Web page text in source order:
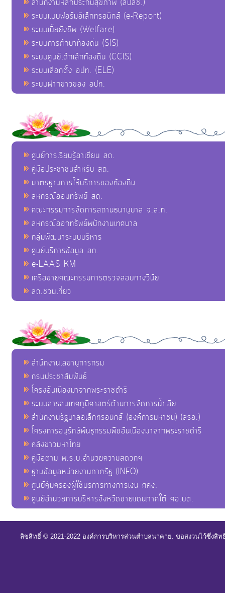
สำนักงานหลักประกันสุขภาพ (สปสช.)
ระบบแบบฟอร์มอิเล็กทรอนิกส์ (e-Report)
ระบบเบี้ยยังชีพ (Welfare)
ระบบการศึกษาท้องถิ่น (SIS)
ระบบศูนย์เด็กเล็กท้องถิ่น (CCIS)
ระบบเลือกตั้ง อปท. (ELE)
ระบบฝากข่าวของ อปท.
ศูนย์การเรียนรู้อาเซียน สถ.
คู่มือประชาชนสำหรับ สถ.
มาตรฐานการให้บริการของท้องถิ่น
สหกรณ์ออมทรัพย์ สถ.
คณะกรรมการจัดการสถานธนานุบาล จ.ส.ท.
สหกรณ์ออกทรัพย์พนักงานเทศบาล
กลุ่มพัฒนาระบบบริหาร
ศูนย์บริการข้อมูล สถ.
e-LAAS KM
เครือข่ายคณะกรรมการตรวจสอบทางวินัย
สถ.ชวนเที่ยว
สำนักงานเลขานุการกรม
กรมประชาสัมพันธ์
โครงอันเนื่องมาจากพระราชดำริ
ระบบสารสนเทศภูมิศาสตร์ด้านการจัดการน้ำเสีย
สำนักงานรัฐบาลอิเล็กทรอนิกส์ (องค์การมหาชน) (สรอ.)
โครงการอนุรักษ์พันธุกรรมพืชอันเนื่องมาจากพระราชดำริ
คลังข่าวมหาไทย
คู่มือตาม พ.ร.บ.อำนวยความสดวกฯ
ฐานข้อมูลหน่วยงานภาครัฐ (INFO)
ศูนย์คุ้มครองผู้ใช้บริการทางการเงิน ศคง.
ศูนย์อำนวยการบริหารจังหวัดชายแดนภาคใต้ ศอ.บต.
ลิขสิทธิ์ © 2021-2022 องค์การบริหารส่วนตำบลนาคาย. ขอสงวนไว้ซึ่งสิ